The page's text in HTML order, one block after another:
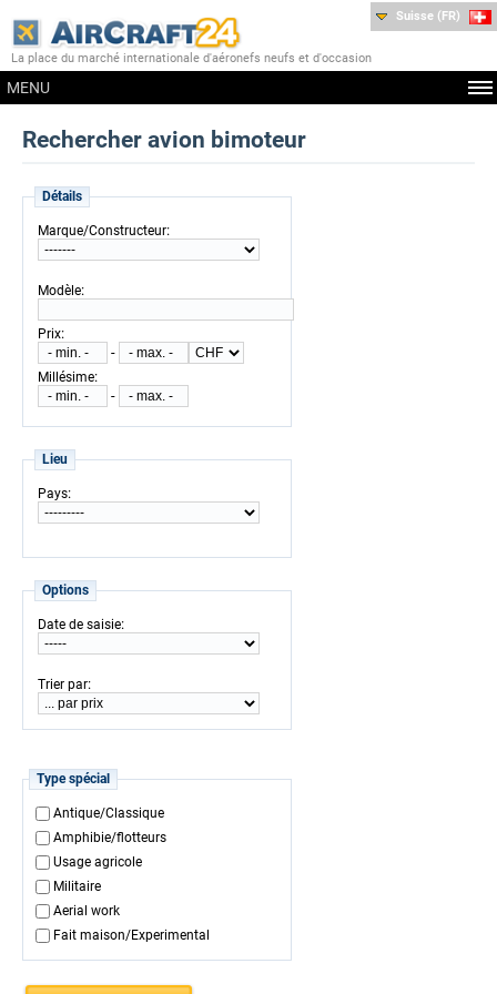
La place du marché internationale d'aéronefs neufs et d'occasion
MENU
Suisse (FR)
Rechercher avion bimoteur
Détails
Marque/Constructeur:
Modèle:
Prix:
-
Millésime:
-
Lieu
Pays:
Options
Date de saisie:
Trier par:
Type spécial
Antique/Classique
Amphibie/flotteurs
Usage agricole
Militaire
Aerial work
Fait maison/Experimental